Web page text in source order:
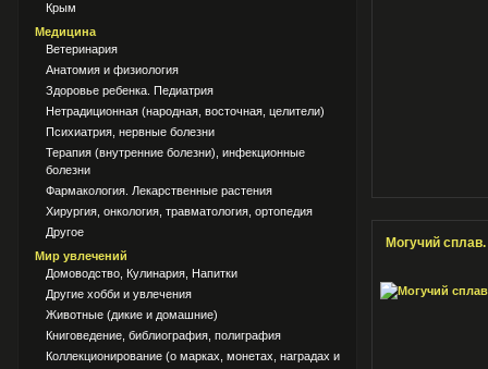
Крым
Медицина
Ветеринария
Анатомия и физиология
Здоровье ребенка. Педиатрия
Нетрадиционная (народная, восточная, целители)
Психиатрия, нервные болезни
Терапия (внутренние болезни), инфекционные
болезни
Фармакология. Лекарственные растения
Хирургия, онкология, травматология, ортопедия
Другое
Мир увлечений
Домоводство, Кулинария, Напитки
Другие хобби и увлечения
Животные (дикие и домашние)
Книговедение, библиография, полиграфия
Коллекционирование (о марках, монетах, наградах и
Могучий сплав.